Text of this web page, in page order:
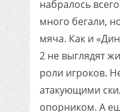
набралось
много бегали,
мяча. Как и
2 не выглядят
роли игроков.
атакующими
опорником. А